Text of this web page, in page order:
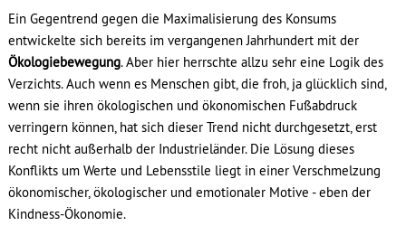
Ein Gegentrend gegen die Maximalisierung des Konsums
entwickelte sich bereits im vergangenen Jahrhundert mit der
Ökologiebewegung. Aber hier herrschte allzu sehr eine Logik des
Verzichts. Auch wenn es Menschen gibt, die froh, ja glücklich sind,
wenn sie ihren ökologischen und ökonomischen Fußabdruck
verringern können, hat sich dieser Trend nicht durchgesetzt, erst
recht nicht außerhalb der Industrieländer. Die Lösung dieses
Konflikts um Werte und Lebensstile liegt in einer Verschmelzung
ökonomischer, ökologischer und emotionaler Motive - eben der
Kindness-Ökonomie.